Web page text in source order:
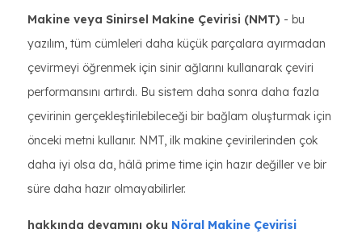
Makine veya Sinirsel Makine Çevirisi (NMT) - bu
yazılım, tüm cümleleri daha küçük parçalara ayırmadan
çevirmeyi öğrenmek için sinir ağlarını kullanarak çeviri
performansını artırdı. Bu sistem daha sonra daha fazla
çevirinin gerçekleştirilebileceği bir bağlam oluşturmak için
önceki metni kullanır. NMT, ilk makine çevirilerinden çok
daha iyi olsa da, hâlâ prime time için hazır değiller ve bir
süre daha hazır olmayabilirler.
hakkında devamını oku Nöral Makine Çevirisi